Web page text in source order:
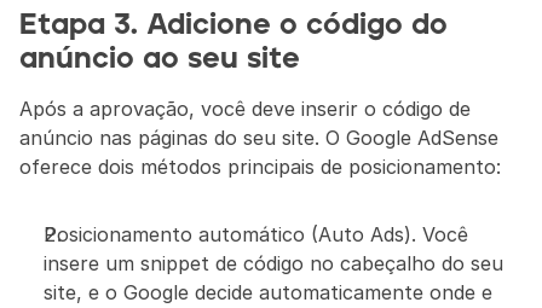
Etapa 3. Adicione o código do
anúncio ao seu site
Após a aprovação, você deve inserir o código de
anúncio nas páginas do seu site. O Google AdSense
oferece dois métodos principais de posicionamento:
Posicionamento automático (Auto Ads). Você
insere um snippet de código no cabeçalho do seu
site, e o Google decide automaticamente onde e